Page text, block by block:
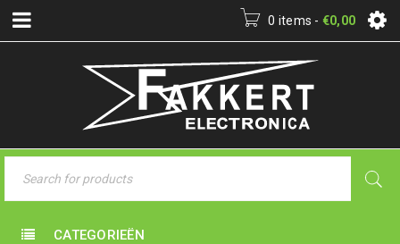
0 items - €0,00
CATEGORIEËN